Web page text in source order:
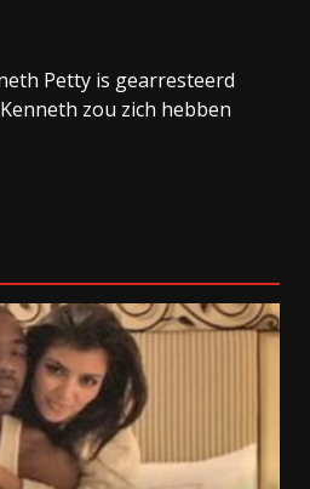
Petty is gearresteerd
zou zich hebben